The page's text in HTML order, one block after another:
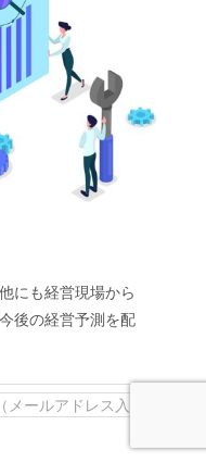
にも経営現場から
後の経営予測を配